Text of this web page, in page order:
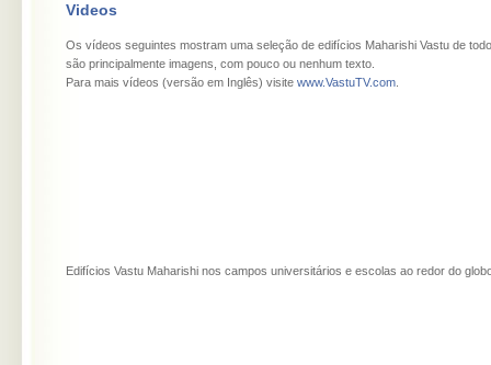
Videos
Os vídeos seguintes mostram uma seleção de edifícios Maharishi Vastu de
são principalmente imagens, com pouco ou nenhum texto.
Para mais vídeos (versão em Inglês) visite www.VastuTV.com
Edifícios Vastu Maharishi nos campos universitários e escolas ao redor do